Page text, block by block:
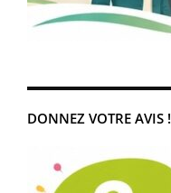
DONNEZ VOTRE AVIS !